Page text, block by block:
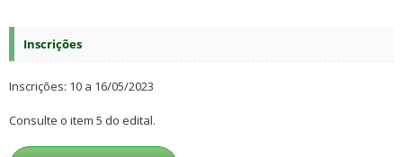
Inscrições
Inscrições: 10 a 16/05/2023
Consulte o item 5 do edital.